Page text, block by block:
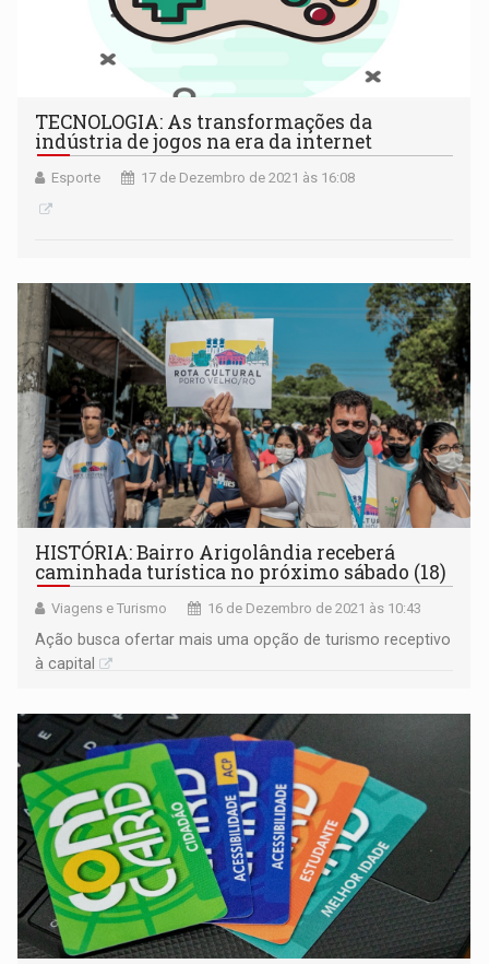
TECNOLOGIA: As transformações da
indústria de jogos na era da internet
Esporte 17 de Dezembro de 2021 às 16:08
HISTÓRIA: Bairro Arigolândia receberá
caminhada turística no próximo sábado (18)
Viagens e Turismo 16 de Dezembro de 2021 às 10:43
Ação busca ofertar mais uma opção de turismo receptivo
à capital